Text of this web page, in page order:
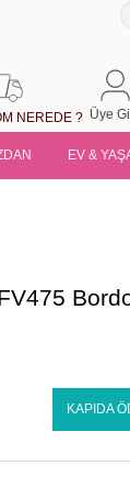
Üye
NEREDE ?
EV &
KAPIDA